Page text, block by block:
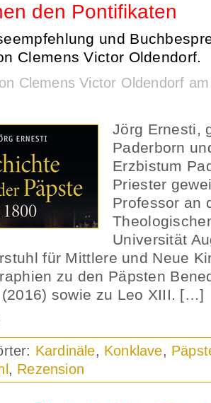
den Pontifikaten
und
Clemens Victor Oldendorf.
Clemens Victor Oldendorf
Jörg Ernesti,
Paderborn
Erzbistum
Priester
Professor an
Universität
für Mittlere und Neue
zu den Päpsten
sowie zu Leo XIII. […]
Kardinäle, Konklave,
, Rezension